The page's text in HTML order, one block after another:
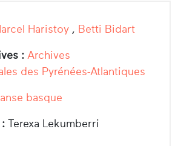
Haristoy , Betti Bidart
: Archives
des Pyrénées-Atlantiques
basque
Terexa Lekumberri